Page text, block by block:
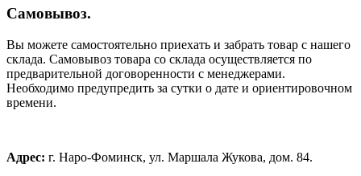
Самовывоз.
Вы можете самостоятельно приехать и забрать товар с нашего
склада. Самовывоз товара со склада осуществляется по
предварительной договоренности с менеджерами.
Необходимо предупредить за сутки о дате и ориентировочном
времени.
Адрес: г. Наро-Фоминск, ул. Маршала Жукова, дом. 84.